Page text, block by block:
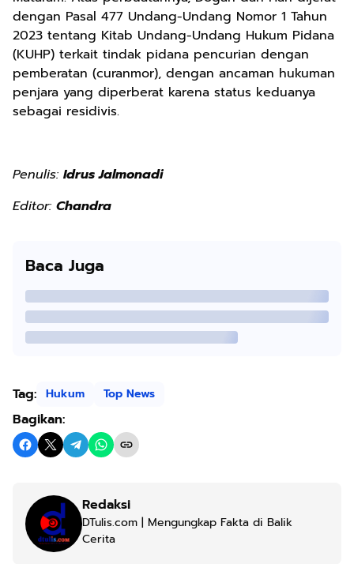
dengan Pasal 477 Undang-Undang Nomor 1 Tahun
2023 tentang Kitab Undang-Undang Hukum Pidana
(KUHP) terkait tindak pidana pencurian dengan
pemberatan (curanmor), dengan ancaman hukuman
penjara yang diperberat karena status keduanya
sebagai residivis.
Penulis: Idrus Jalmonadi
Editor: Chandra
Baca Juga
Tag: Hukum Top News
Bagikan:
Redaksi
DTulis.com | Mengungkap Fakta di Balik
Cerita